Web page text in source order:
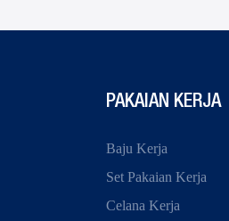
PAKAIAN KERJA
Baju Kerja
Set Pakaian Kerja
Celana Kerja